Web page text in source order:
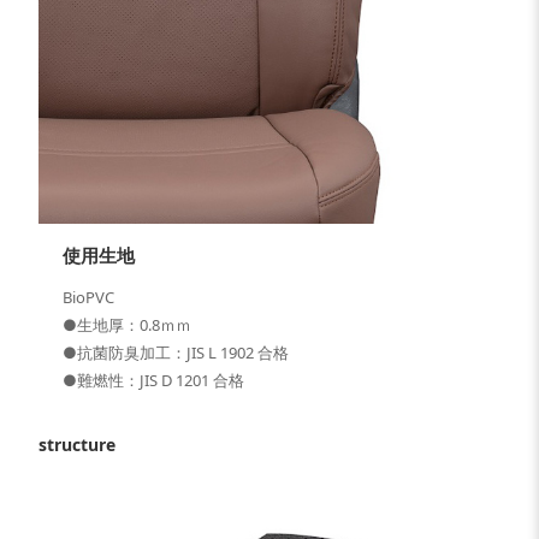
使用生地
BioPVC
●生地厚：0.8ｍｍ
●抗菌防臭加工：JIS L 1902 合格
●難燃性：JIS D 1201 合格
structure